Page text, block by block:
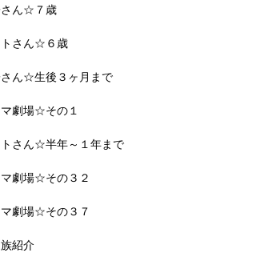
ん☆７歳
さん☆６歳
ん☆生後３ヶ月まで
劇場☆その１
さん☆半年～１年まで
劇場☆その３２
劇場☆その３７
紹介